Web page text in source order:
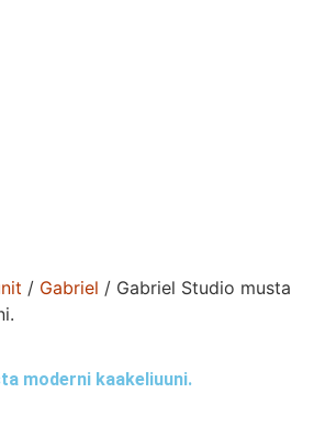
/ Gabriel / Gabriel Studio musta
moderni kaakeliuuni.